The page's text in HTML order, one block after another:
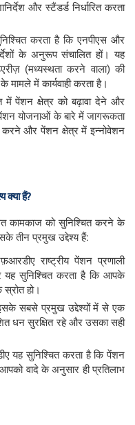
और स्टैंडर्ड निर्धारित करता
करता है कि एनपीएस और
के अनुरूप संचालित हों। यह
(मध्यस्थता करने वाला) की
में कार्यवाही करता है।
में पेंशन क्षेत्र को बढ़ावा देने और
योजनाओं के बारे में जागरूकता
करने और पेंशन क्षेत्र में इन्नोवेशन
क्या हैं?
कामकाज को सुनिश्चित करने के
तीन प्रमुख उद्देश्य हैं:
राष्ट्रीय पेंशन प्रणाली
यह सुनिश्चित करता है कि आपके
हो।
सबसे प्रमुख उद्देश्यों में से एक
धन सुरक्षित रहे और उसका सही
यह सुनिश्चित करता है कि पेंशन
वादे के अनुसार ही प्रतिलाभ